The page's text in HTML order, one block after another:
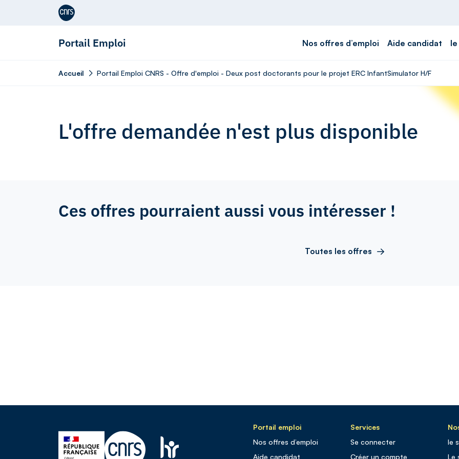
Aller au contenu
Portail Emploi Nos offres d’emploi Aide candidat
Accueil Portail Emploi CNRS - Offre d'emploi - Deux post doctorants pour le projet ERC InfantSimulator H/F
L'offre demandée n'est plus disponible
Ces offres pourraient aussi vous intéresser !
Toutes les offres
Portail emploi
Nos offres d’emploi
Aide candidat
Services
Se connecter
Créer un compte
le
Le